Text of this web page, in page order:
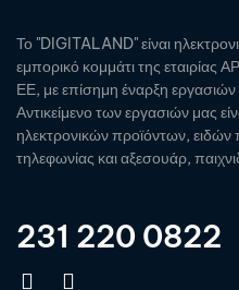
Το "DIGITALAND" είναι
εμπορικό κομμάτι της
ΕΕ, με επίσημη έναρξη
Αντικείμενο των εργασιών μας
ηλεκτρονικών προϊόντων, ειδών
τηλεφωνίας και αξεσουάρ,
231 220 0822